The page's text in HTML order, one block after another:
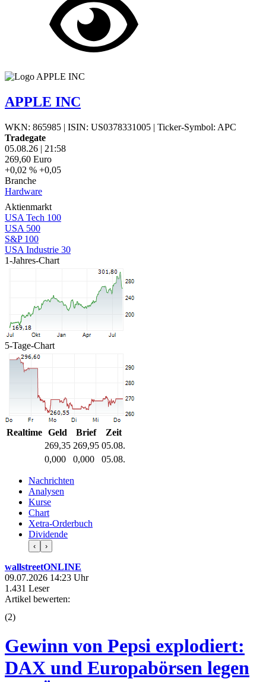
APPLE INC
WKN: 865985 | ISIN: US0378331005 | Ticker-Symbol: APC
Tradegate
05.08.26 | 21:58
269,60 Euro
+0,02 % +0,05
Branche
Hardware
Aktienmarkt
USA Tech 100
USA 500
S&P 100
USA Industrie 30
1-Jahres-Chart
5-Tage-Chart
Realtime Geld Brief
Zeit
269,35 269,95 05.08.
0,000
0,000 05.08.
Nachrichten
Analysen
Kurse
Chart
Xetra-Orderbuch
Dividende
‹ ›
wallstreetONLINE
09.07.2026 14:23 Uhr
1.431 Leser
Artikel bewerten:
(2)
Gewinn von Pepsi explodiert:
DAX und Europabörsen legen